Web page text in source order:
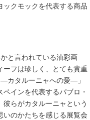
クモックを代表する商品
と言われている油彩画
ーフは珍しく、とても貴重
カタルーニャへの愛―」
インを代表するパブロ・
らがカタルーニャという
のかたちを感じる展覧会